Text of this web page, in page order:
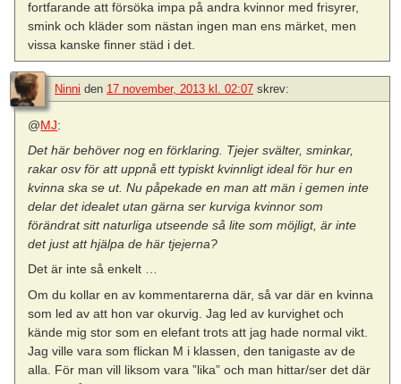
fortfarande att försöka impa på andra kvinnor med frisyrer,
smink och kläder som nästan ingen man ens märket, men
vissa kanske finner städ i det.
Ninni den 17 november, 2013 kl. 02:07 skrev:
@MJ:
Det här behöver nog en förklaring. Tjejer svälter, sminkar,
rakar osv för att uppnå ett typiskt kvinnligt ideal för hur en
kvinna ska se ut. Nu påpekade en man att män i gemen inte
delar det idealet utan gärna ser kurviga kvinnor som
förändrat sitt naturliga utseende så lite som möjligt, är inte
det just att hjälpa de här tjejerna?
Det är inte så enkelt …
Om du kollar en av kommentarerna där, så var där en kvinna
som led av att hon var okurvig. Jag led av kurvighet och
kände mig stor som en elefant trots att jag hade normal vikt.
Jag ville vara som flickan M i klassen, den tanigaste av de
alla. För man vill liksom vara ”lika” och man hittar/ser det där